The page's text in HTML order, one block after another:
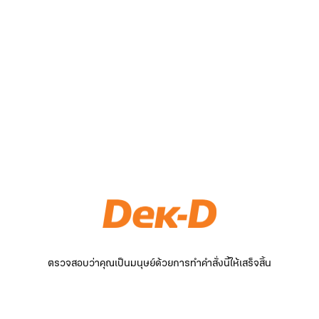
ตรวจสอบว่าคุณเป็นมนุษย์ด้วยการทำคำสั่งนี้ให้เสร็จสิ้น